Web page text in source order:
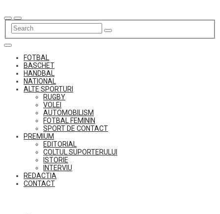
to
content
FOTBAL
BASCHET
HANDBAL
NATIONAL
ALTE SPORTURI
RUGBY
VOLEI
AUTOMOBILISM
FOTBAL FEMININ
SPORT DE CONTACT
PREMIUM
EDITORIAL
COLTUL SUPORTERULUI
ISTORIE
INTERVIU
REDACTIA
CONTACT